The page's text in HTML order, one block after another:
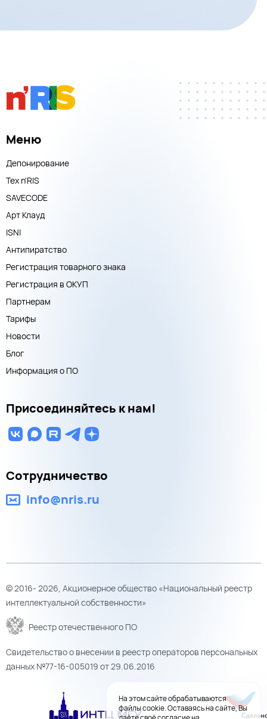
Меню
Депонирование
Тех n'RIS
SAVECODE
Арт Клауд
ISNI
Антипиратство
Регистрация товарного знака
Регистрация в ОКУП
Партнерам
Тарифы
Новости
Блог
Информация о ПО
Присоединяйтесь к нам!
Сотрудничество
info@nris.ru
© 2016- 2026, Акционерное общество «Национальный реестр
интеллектуальной собственности»
Реестр отечественного ПО
Свидетельство о внесении в реестр операторов персональных
данных №77-16-005019 от 29.06.2016
На этом сайте обрабатываются
файлы cookie. Оставаясь на сайте, Вы